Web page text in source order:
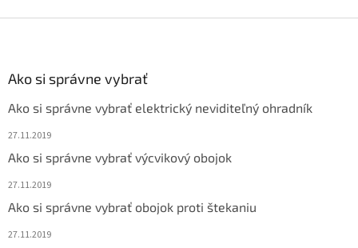
Ako si správne vybrať
Ako si správne vybrať elektrický neviditeľný ohradník
27.11.2019
Ako si správne vybrať výcvikový obojok
27.11.2019
Ako si správne vybrať obojok proti štekaniu
27.11.2019